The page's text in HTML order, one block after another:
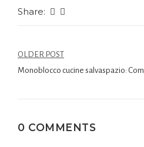
Share:
OLDER POST
Monoblocco cucine salvaspazio:
0 COMMENTS